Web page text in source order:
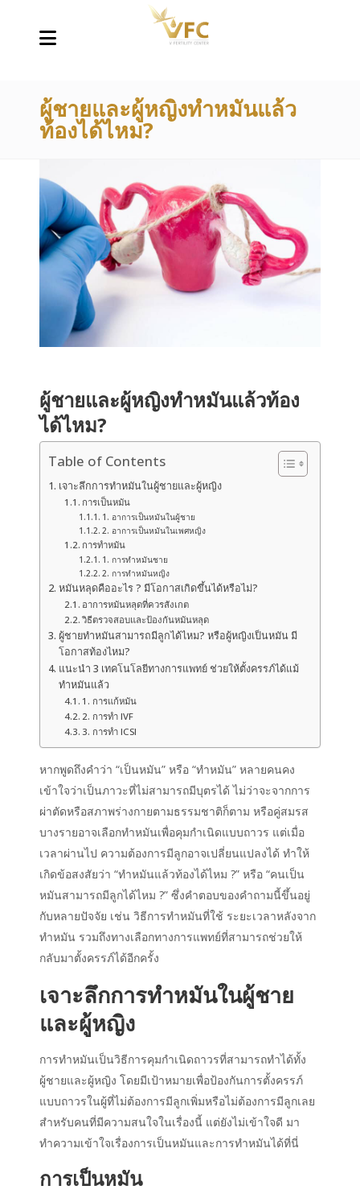
ผู้ชายและผู้หญิงทำหมันแล้ว
ท้องได้ไหม?
ผู้ชายและผู้หญิงทำหมันแล้วท้อง
ได้ไหม?
Table of Contents
เจาะลึกการทำหมันในผู้ชายและผู้หญิง
การเป็นหมัน
1. อาการเป็นหมันในผู้ชาย
2. อาการเป็นหมันในเพศหญิง
การทำหมัน
1. การทำหมันชาย
2. การทำหมันหญิง
หมันหลุดคืออะไร ? มีโอกาสเกิดขึ้นได้หรือไม่?
อาการหมันหลุดที่ควรสังเกต
วิธีตรวจสอบและป้องกันหมันหลุด
ผู้ชายทำหมันสามารถมีลูกได้ไหม? หรือผู้หญิงเป็นหมัน มี
โอกาสท้องไหม?
แนะนำ 3 เทคโนโลยีทางการแพทย์ ช่วยให้ตั้งครรภ์ได้แม้
ทำหมันแล้ว
1. การแก้หมัน
2. การทำ IVF
3. การทำ ICSI
หากพูดถึงคำว่า “เป็นหมัน” หรือ “ทำหมัน” หลายคนคง
เข้าใจว่าเป็นภาวะที่ไม่สามารถมีบุตรได้ ไม่ว่าจะจากการ
ผ่าตัดหรือสภาพร่างกายตามธรรมชาติก็ตาม หรือคู่สมรส
บางรายอาจเลือกทำหมันเพื่อคุมกำเนิดแบบถาวร แต่เมื่อ
เวลาผ่านไป ความต้องการมีลูกอาจเปลี่ยนแปลงได้ ทำให้
เกิดข้อสงสัยว่า “ทำหมันแล้วท้องได้ไหม ?” หรือ “คนเป็น
หมันสามารถมีลูกได้ไหม ?” ซึ่งคำตอบของคำถามนี้ขึ้นอยู่
กับหลายปัจจัย เช่น วิธีการทำหมันที่ใช้ ระยะเวลาหลังจาก
ทำหมัน รวมถึงทางเลือกทางการแพทย์ที่สามารถช่วยให้
กลับมาตั้งครรภ์ได้อีกครั้ง
เจาะลึกการทำหมันในผู้ชาย
และผู้หญิง
การทำหมันเป็นวิธีการคุมกำเนิดถาวรที่สามารถทำได้ทั้ง
ผู้ชายและผู้หญิง โดยมีเป้าหมายเพื่อป้องกันการตั้งครรภ์
แบบถาวรในผู้ที่ไม่ต้องการมีลูกเพิ่มหรือไม่ต้องการมีลูกเลย
สำหรับคนที่มีความสนใจในเรื่องนี้ แต่ยังไม่เข้าใจดี มา
ทำความเข้าใจเรื่องการเป็นหมันและการทำหมันได้ที่นี่
การเป็นหมัน